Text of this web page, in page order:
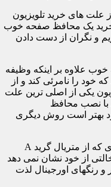
علت های خرید تلویزیون
خرید یک محافظ صفحه خوب
و نگران از دست دادن
علاوه بر اینکه وظیفه
خود را نامرئی کند و از
یکی از اصلی ترین علت
با نصب محافظ
بهتر است روش دیگری
4-عدم تغییر رنگ تصاویر محافظ صفحه ای که از متریال گرید A
از خود نشان نمی دهد
و رنگهای اورجینال لذت